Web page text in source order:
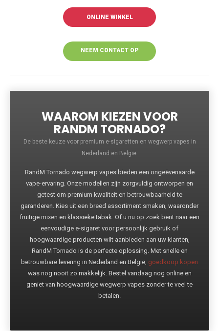
ONLINE WINKEL
NEEM CONTACT OP
WAAROM KIEZEN VOOR
RANDM TORNADO?
De beste keuze voor premium e-sigaretten en wegwerp vapes in
Nederland en België.
RandM Tornado wegwerp vapes bieden een ongeëvenaarde
vape-ervaring. Onze modellen zijn zorgvuldig ontworpen en
getest om premium kwaliteit en betrouwbaarheid te
garanderen. Kies uit een breed assortiment smaken, waaronder
fruitige mixen en klassieke tabak. Of u nu op zoek bent naar een
eenvoudige e-sigaret voor persoonlijk gebruik of
hoogwaardige producten wilt aanbieden aan uw klanten,
RandM Tornado is de perfecte oplossing. Met snelle en
betrouwbare levering in Nederland en België, goedkoop kopen
was nog nooit zo makkelijk. Bestel vandaag nog online en
geniet van hoogwaardige wegwerp vapes zonder te veel te
betalen.